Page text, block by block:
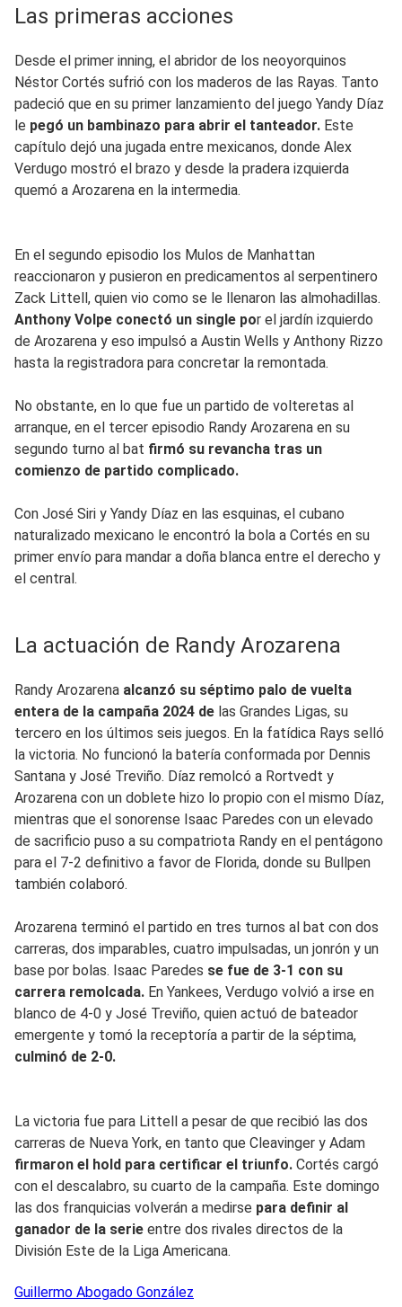
Las primeras acciones
Desde el primer inning, el abridor de los neoyorquinos
Néstor Cortés sufrió con los maderos de las Rayas. Tanto
padeció que en su primer lanzamiento del juego Yandy Díaz
le pegó un bambinazo para abrir el tanteador. Este
capítulo dejó una jugada entre mexicanos, donde Alex
Verdugo mostró el brazo y desde la pradera izquierda
quemó a Arozarena en la intermedia.
En el segundo episodio los Mulos de Manhattan
reaccionaron y pusieron en predicamentos al serpentinero
Zack Littell, quien vio como se le llenaron las almohadillas.
Anthony Volpe conectó un single por el jardín izquierdo
de Arozarena y eso impulsó a Austin Wells y Anthony Rizzo
hasta la registradora para concretar la remontada.
No obstante, en lo que fue un partido de volteretas al
arranque, en el tercer episodio Randy Arozarena en su
segundo turno al bat firmó su revancha tras un
comienzo de partido complicado.
Con José Siri y Yandy Díaz en las esquinas, el cubano
naturalizado mexicano le encontró la bola a Cortés en su
primer envío para mandar a doña blanca entre el derecho y
el central.
La actuación de Randy Arozarena
Randy Arozarena alcanzó su séptimo palo de vuelta
entera de la campaña 2024 de las Grandes Ligas, su
tercero en los últimos seis juegos. En la fatídica Rays selló
la victoria. No funcionó la batería conformada por Dennis
Santana y José Treviño. Díaz remolcó a Rortvedt y
Arozarena con un doblete hizo lo propio con el mismo Díaz,
mientras que el sonorense Isaac Paredes con un elevado
de sacrificio puso a su compatriota Randy en el pentágono
para el 7-2 definitivo a favor de Florida, donde su Bullpen
también colaboró.
Arozarena terminó el partido en tres turnos al bat con dos
carreras, dos imparables, cuatro impulsadas, un jonrón y un
base por bolas. Isaac Paredes se fue de 3-1 con su
carrera remolcada. En Yankees, Verdugo volvió a irse en
blanco de 4-0 y José Treviño, quien actuó de bateador
emergente y tomó la receptoría a partir de la séptima,
culminó de 2-0.
La victoria fue para Littell a pesar de que recibió las dos
carreras de Nueva York, en tanto que Cleavinger y Adam
firmaron el hold para certificar el triunfo. Cortés cargó
con el descalabro, su cuarto de la campaña. Este domingo
las dos franquicias volverán a medirse para definir al
ganador de la serie entre dos rivales directos de la
División Este de la Liga Americana.
Guillermo Abogado González